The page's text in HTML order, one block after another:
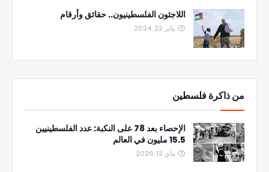
اللاجئون الفلسطينيون.. حقائق وأرقام
يناير 22, 2024
من ذاكرة فلسطين
الإحصاء بعد 78 على النكبة: عدد الفلسطينيين
15.5 مليون في العالم
ماي 13, 2026